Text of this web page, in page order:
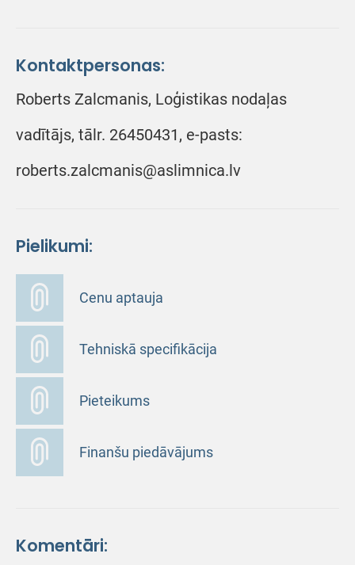
Kontaktpersonas:
Roberts Zalcmanis, Loģistikas nodaļas
vadītājs, tālr. 26450431, e-pasts:
roberts.zalcmanis@aslimnica.lv
Pielikumi:
Cenu aptauja
Tehniskā specifikācija
Pieteikums
Finanšu piedāvājums
Komentāri: